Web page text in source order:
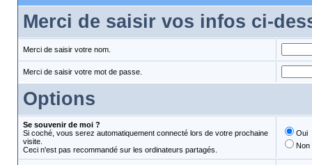
Merci de saisir vos infos ci-
Merci de saisir votre nom.
Merci de saisir votre mot de passe.
Options
Se souvenir de moi ?
Si coché, vous serez automatiquement connecté lors de votre prochaine
visite.
Ceci n'est pas recommandé sur les ordinateurs partagés.
Oui
Non